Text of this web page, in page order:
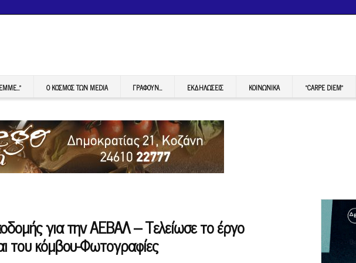
Ο ΚΟΣΜΟΣ ΤΩΝ MEDIA ΓΡΆΦΟΥΝ… ΕΚΔΗΛΏΣΕΙΣ ΚΟΙΝΩΝΙΚΆ “CARPE DIEM”
για την ΑΕΒΑΛ – Τελείωσε το έργο
του κόμβου-Φωτογραφίες